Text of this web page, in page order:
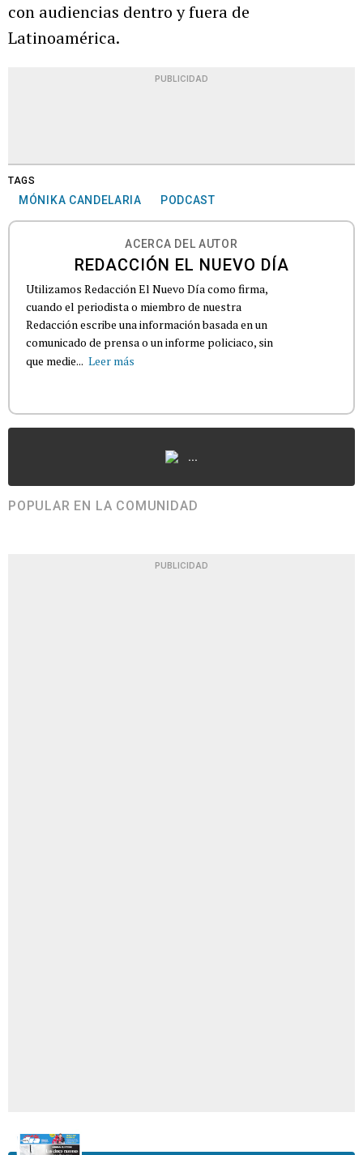
con audiencias dentro y fuera de
Latinoamérica.
PUBLICIDAD
TAGS
MÓNIKA CANDELARIA PODCAST
ACERCA DEL AUTOR
REDACCIÓN EL NUEVO DÍA
Utilizamos Redacción El Nuevo Día como firma,
cuando el periodista o miembro de nuestra
Redacción escribe una información basada en un
comunicado de prensa o un informe policiaco, sin
que medie... Leer más
...
POPULAR EN LA COMUNIDAD
PUBLICIDAD